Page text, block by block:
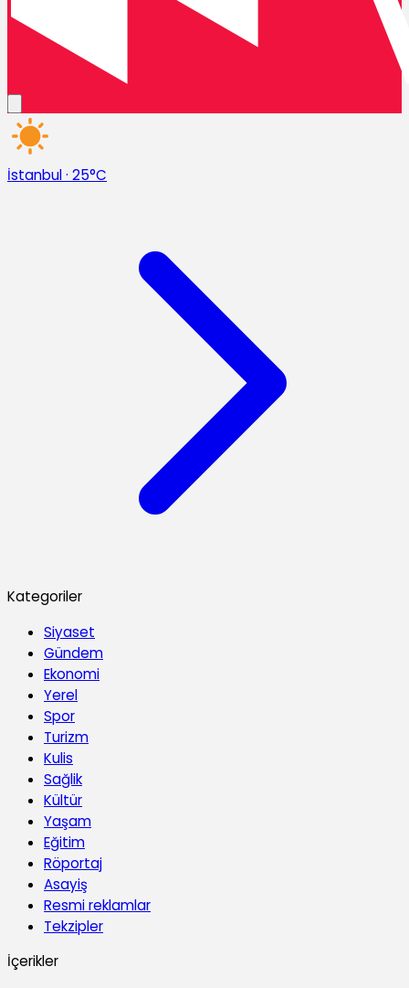
İstanbul· 25°C
Kategoriler
Siyaset
Gündem
Ekonomi
Yerel
Spor
Turizm
Kulis
Sağlik
Kültür
Yaşam
Eğitim
Röportaj
Asayiş
Resmi reklamlar
Tekzipler
İçerikler